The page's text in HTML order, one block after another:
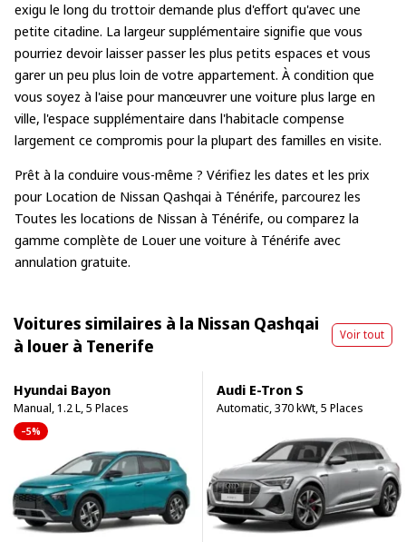
exigu le long du trottoir demande plus d'effort qu'avec une
petite citadine. La largeur supplémentaire signifie que vous
pourriez devoir laisser passer les plus petits espaces et vous
garer un peu plus loin de votre appartement. À condition que
vous soyez à l'aise pour manœuvrer une voiture plus large en
ville, l'espace supplémentaire dans l'habitacle compense
largement ce compromis pour la plupart des familles en visite.
Prêt à la conduire vous-même ? Vérifiez les dates et les prix
pour Location de Nissan Qashqai à Ténérife, parcourez les
Toutes les locations de Nissan à Ténérife, ou comparez la
gamme complète de Louer une voiture à Ténérife avec
annulation gratuite.
Voitures similaires à la Nissan Qashqai
à louer à Tenerife
Voir tout
Hyundai Bayon
Manual, 1.2 L, 5 Places
–5%
Audi E-Tron S
Automatic, 370 kWt, 5 Places